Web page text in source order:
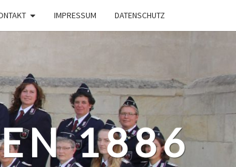
IMPRESSUM DATENSCHUTZ
1886